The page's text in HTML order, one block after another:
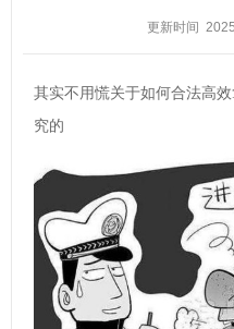
更新时间
其实不用慌关于如何合法高
究的